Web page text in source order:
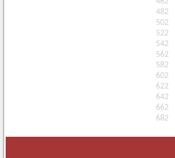
482
502
522
542
562
582
602
622
642
662
682